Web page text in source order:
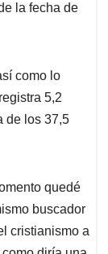
la fecha de
como lo
5,2
de los 37,5
quedé
buscador
cristianismo a